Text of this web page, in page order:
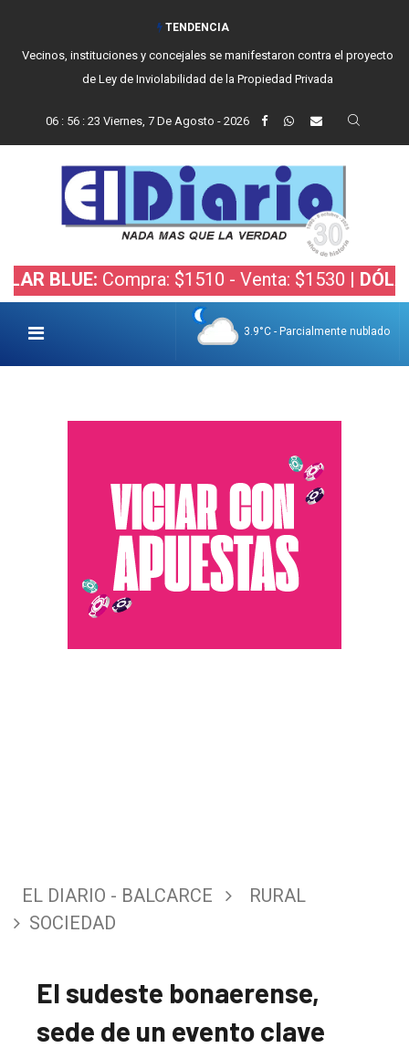
TENDENCIA
Vecinos, instituciones y concejales se manifestaron contra el proyecto
de Ley de Inviolabilidad de la Propiedad Privada
06: 56: 24 Viernes, 7 De Agosto - 2026
Compra: $1510 - Venta: $1530 |DÓLAR
3.9°C - Parcialmente nublado
EL DIARIO - BALCARCE
RURAL
SOCIEDAD
El sudeste bonaerense,
sede de un evento clave